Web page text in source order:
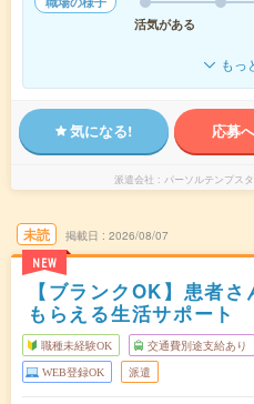
活気がある
もっ
気になる! 応募
派遣会社 パーソルテンプス
未読
NEW
掲載日 2026/08/07
【ブランクOK】患者
もらえる生活サポート
職種未経験OK 交通費別途支給あり
WEB登録OK 派遣